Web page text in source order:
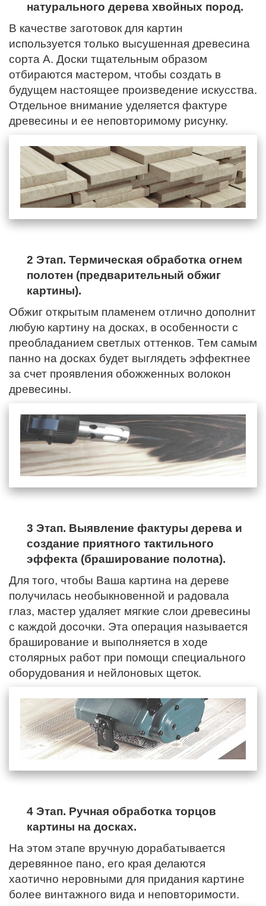
натурального дерева хвойных пород.
В качестве заготовок для картин
используется только высушенная древесина
сорта А. Доски тщательным образом
отбираются мастером, чтобы создать в
будущем настоящее произведение искусства.
Отдельное внимание уделяется фактуре
древесины и ее неповторимому рисунку.
2 Этап. Термическая обработка огнем
полотен (предварительный обжиг
картины).
Обжиг открытым пламенем отлично дополнит
любую картину на досках, в особенности с
преобладанием светлых оттенков. Тем самым
панно на досках будет выглядеть эффектнее
за счет проявления обожженных волокон
древесины.
3 Этап. Выявление фактуры дерева и
создание приятного тактильного
эффекта (браширование полотна).
Для того, чтобы Ваша картина на дереве
получилась необыкновенной и радовала
глаз, мастер удаляет мягкие слои древесины
с каждой досочки. Эта операция называется
браширование и выполняется в ходе
столярных работ при помощи специального
оборудования и нейлоновых щеток.
4 Этап. Ручная обработка торцов
картины на досках.
На этом этапе вручную дорабатывается
деревянное пано, его края делаются
хаотично неровными для придания картине
более винтажного вида и неповторимости.